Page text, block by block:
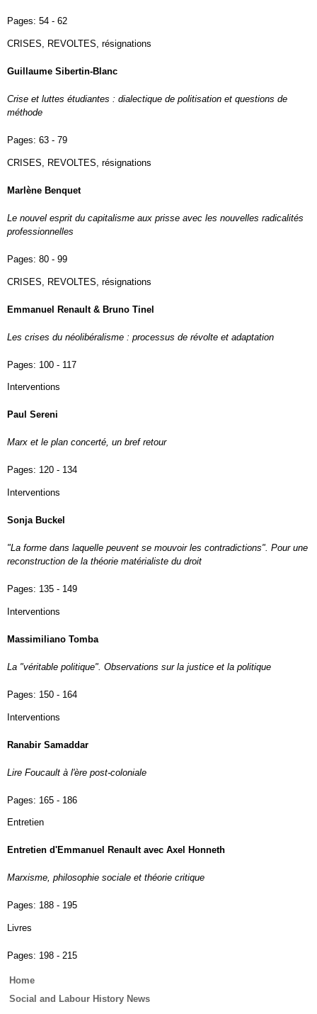
Pages: 54 - 62
CRISES, REVOLTES, résignations
Guillaume Sibertin-Blanc
Crise et luttes étudiantes : dialectique de politisation et questions de
méthode
Pages: 63 - 79
CRISES, REVOLTES, résignations
Marlène Benquet
Le nouvel esprit du capitalisme aux prisse avec les nouvelles radicalités
professionnelles
Pages: 80 - 99
CRISES, REVOLTES, résignations
Emmanuel Renault & Bruno Tinel
Les crises du néolibéralisme : processus de révolte et adaptation
Pages: 100 - 117
Interventions
Paul Sereni
Marx et le plan concerté, un bref retour
Pages: 120 - 134
Interventions
Sonja Buckel
"La forme dans laquelle peuvent se mouvoir les contradictions". Pour une
reconstruction de la théorie matérialiste du droit
Pages: 135 - 149
Interventions
Massimiliano Tomba
La "véritable politique". Observations sur la justice et la politique
Pages: 150 - 164
Interventions
Ranabir Samaddar
Lire Foucault à l'ère post-coloniale
Pages: 165 - 186
Entretien
Entretien d'Emmanuel Renault avec Axel Honneth
Marxisme, philosophie sociale et théorie critique
Pages: 188 - 195
Livres
Pages: 198 - 215
Main
Home
Social and Labour History News